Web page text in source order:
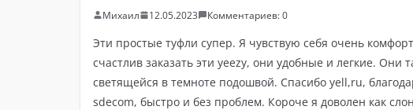
Михаил 12.05.2023 Комментариев: 0
Эти простые туфли супер. Я чувствую себя очень
счастлив заказать эти yeezy, они удобные и легкие. Они
светящейся в темноте подошвой. Спасибо yell,ru,
sdecom, быстро и без проблем. Короче я доволен как